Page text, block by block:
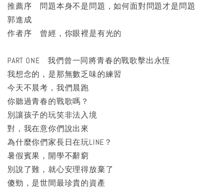
推薦序 問題本身不是問題，如何面對問題才是問題
郭進成
作者序 曾經，你眼裡是有光的
PART ONE 我們曾一同將青春的戰歌擊出永恆
我想念的，是那無數乏味的練習
今天不晨考，我們晨跑
你聽過青春的戰歌嗎？
別讓孩子的玩笑非法入境
對，我在意你們說出來
為什麼你們家長日在玩LINE？
暑假賓果，開學不辭窮
別說了難，就心安理得放棄了
傻勁，是世間最珍貴的資產